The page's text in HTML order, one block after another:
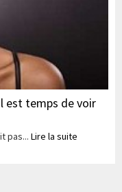
est temps de voir
pas... Lire la suite